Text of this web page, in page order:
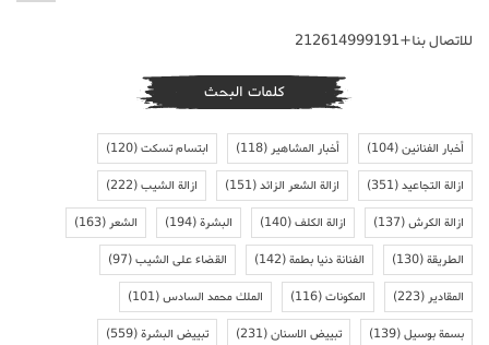
للاتصال بنا+212614999191
كلمات البحث
أخبار الفنانين(104) أخبار المشاهير(118) ابتسام تسكت(120)
ازالة التجاعيد(351) ازالة الشعر الزائد(151) ازالة الشيب(222)
ازالة الكرش(137) ازالة الكلف(140) البشرة(194) الشعر(163)
الطريقة(130) الفنانة دنيا بطمة(142) القضاء على الشيب(97)
المقادير(223) المكونات(116) الملك محمد السادس(101)
بسمة بوسيل(139) تبييض الاسنان(231) تبييض البشرة(559)